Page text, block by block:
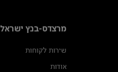
מרצדס-בנץ ישראל
שירות לקוחות
אודות